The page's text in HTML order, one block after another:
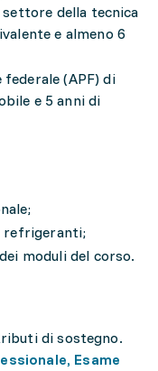
della tecnica
e almeno 6
(APF) di
e 5 anni di
refrigeranti;
moduli del corso.
di sostegno.
Esame